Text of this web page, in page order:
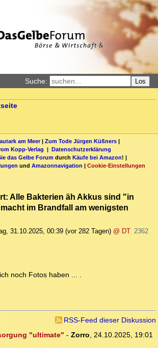
Suche: Los
am Meer| Zum Tode Jürgen Küßners |
Kopp-Verlag | Datenschutzerklärung
das Gelbe Forum durch Käufe bei Amazon! |
und Amazonnavigation | Cookie-Einstellungen
Alle Bakterien äh Akkus sind "in
im Brandfall am wenigsten
31.10.2025, 00:39 (vor 282 Tagen) @ DT 2362
noch Fotos haben ... .
RSS-Feed dieser Diskussion
"ultimate" - Zorro, 24.10.2025, 19:01